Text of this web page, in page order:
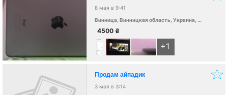
8 мая в 9:41
Винница, Винницкая область, Украина, 21000
4500 ₴
+1
Продам айпадик
3 мая в 3:14